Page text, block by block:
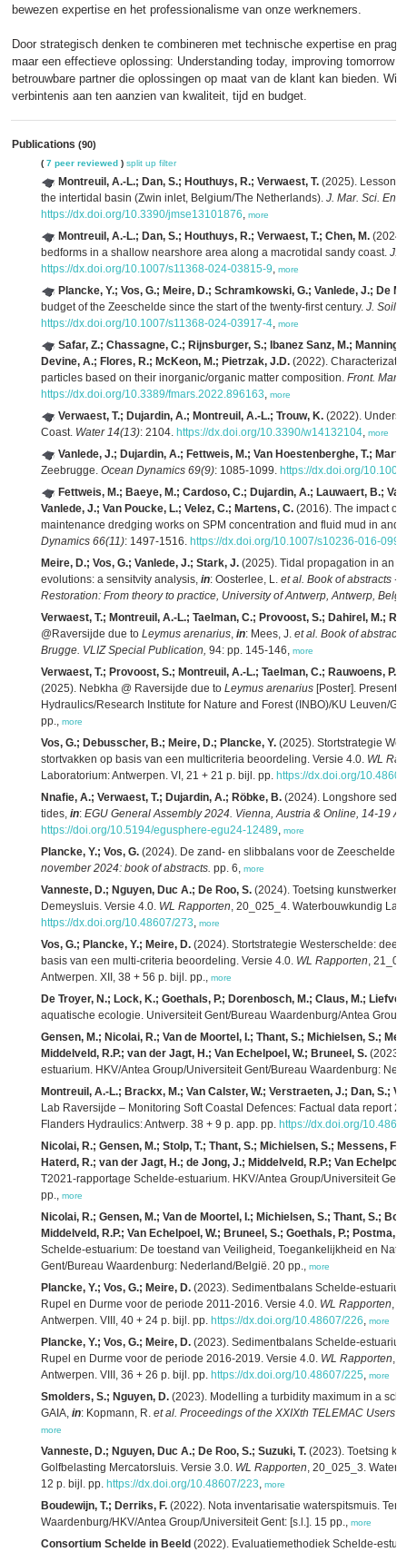
bewezen expertise en het professionalisme van onze werknemers.
Door strategisch denken te combineren met technische expertise en
maar een effectieve oplossing: Understanding today, improving tomorrow
betrouwbare partner die oplossingen op maat van de klant kan bieden.
verbintenis aan ten aanzien van kwaliteit, tijd en budget.
Publications (90)
( 7 peer reviewed ) split up filter
Montreuil, A.-L.; Dan, S.; Houthuys, R.; Verwaest, T. (2025). Lessons
the intertidal basin (Zwin inlet, Belgium/The Netherlands). J. Mar. Sci.
https://dx.doi.org/10.3390/jmse13101876, more
Montreuil, A.-L.; Dan, S.; Houthuys, R.; Verwaest, T.; Chen, M.
bedforms in a shallow nearshore area along a macrotidal sandy coast. J.
https://dx.doi.org/10.1007/s11368-024-03815-9, more
Plancke, Y.; Vos, G.; Meire, D.; Schramkowski, G.; Vanlede, J.; De
budget of the Zeeschelde since the start of the twenty-first century. J. Soils
https://dx.doi.org/10.1007/s11368-024-03917-4, more
Safar, Z.; Chassagne, C.; Rijnsburger, S.; Ibanez Sanz, M.;
Devine, A.; Flores, R.; McKeon, M.; Pietrzak, J.D. (2022).
particles based on their inorganic/organic matter composition. Front. Mar.
https://dx.doi.org/10.3389/fmars.2022.896163, more
Verwaest, T.; Dujardin, A.; Montreuil, A.-L.; Trouw, K. (2022).
Coast. Water 14(13): 2104. https://dx.doi.org/10.3390/w14132104, more
Vanlede, J.; Dujardin, A.; Fettweis, M.; Van Hoestenberghe, T.;
Zeebrugge. Ocean Dynamics 69(9): 1085-1099. https://dx.doi.org/
Fettweis, M.; Baeye, M.; Cardoso, C.; Dujardin, A.; Lauwaert, B.;
Vanlede, J.; Van Poucke, L.; Velez, C.; Martens, C. (2016). The impact of
maintenance dredging works on SPM concentration and fluid mud in and
Dynamics 66(11): 1497-1516. https://dx.doi.org/10.1007/s10236-016-
Meire, D.; Vos, G.; Vanlede, J.; Stark, J. (2025). Tidal propagation in an
evolutions: a sensitvity analysis, in: Oosterlee, L. et al. Book of abstracts -
Restoration: From theory to practice, University of Antwerp, Antwerp,
Verwaest, T.; Montreuil, A.-L.; Taelman, C.; Provoost, S.; Dahirel, M.;
@Raversijde due to Leymus arenarius, in: Mees, J. et al. Book of
Brugge. VLIZ Special Publication, 94: pp. 145-146, more
Verwaest, T.; Provoost, S.; Montreuil, A.-L.; Taelman, C.; Rauwoens,
(2025). Nebkha @ Raversijde due to Leymus arenarius [Poster].
Hydraulics/Research Institute for Nature and Forest (INBO)/KU Leuven/
pp., more
Vos, G.; Debusscher, B.; Meire, D.; Plancke, Y. (2025). Stortstrategie
stortvakken op basis van een multicriteria beoordeling. Versie 4.0. WL
Laboratorium: Antwerpen. VI, 21 + 21 p. bijl. pp. https://dx.doi.org/
Nnafie, A.; Verwaest, T.; Dujardin, A.; Röbke, B. (2024). Longshore
tides, in: EGU General Assembly 2024. Vienna, Austria & Online, 14-19
https://doi.org/10.5194/egusphere-egu24-12489, more
Plancke, Y.; Vos, G. (2024). De zand- en slibbalans voor de Zeeschelde,
november 2024: book of abstracts. pp. 6, more
Vanneste, D.; Nguyen, Duc A.; De Roo, S. (2024). Toetsing kunstwerken
Demeysluis. Versie 4.0. WL Rapporten, 20_025_4. Waterbouwkundig
https://dx.doi.org/10.48607/273, more
Vos, G.; Plancke, Y.; Meire, D. (2024). Stortstrategie Westerschelde:
basis van een multi-criteria beoordeling. Versie 4.0. WL Rapporten,
Antwerpen. XII, 38 + 56 p. bijl. pp., more
De Troyer, N.; Lock, K.; Goethals, P.; Dorenbosch, M.; Claus, M.;
aquatische ecologie. Universiteit Gent/Bureau Waardenburg/Antea
Gensen, M.; Nicolai, R.; Van de Moortel, I.; Thant, S.; Michielsen, S.;
Middelveld, R.P.; van der Jagt, H.; Van Echelpoel, W.; Bruneel, S.
estuarium. HKV/Antea Group/Universiteit Gent/Bureau Waardenburg:
Montreuil, A.-L.; Brackx, M.; Van Calster, W.; Verstraeten, J.; Dan, S.;
Lab Raversijde – Monitoring Soft Coastal Defences: Factual data report
Flanders Hydraulics: Antwerp. 38 + 9 p. app. pp. https://dx.doi.org/
Nicolai, R.; Gensen, M.; Stolp, T.; Thant, S.; Michielsen, S.; Messens,
Haterd, R.; van der Jagt, H.; de Jong, J.; Middelveld, R.P.; Van
T2021-rapportage Schelde-estuarium. HKV/Antea Group/Universiteit
pp., more
Nicolai, R.; Gensen, M.; Van de Moortel, I.; Michielsen, S.; Thant, S.;
Middelveld, R.P.; Van Echelpoel, W.; Bruneel, S.; Goethals, P.; Postma,
Schelde-estuarium: De toestand van Veiligheid, Toegankelijkheid en
Gent/Bureau Waardenburg: Nederland/België. 20 pp., more
Plancke, Y.; Vos, G.; Meire, D. (2023). Sedimentbalans Schelde-
Rupel en Durme voor de periode 2011-2016. Versie 4.0. WL Rapporten,
Antwerpen. VIII, 40 + 24 p. bijl. pp. https://dx.doi.org/10.48607/226, more
Plancke, Y.; Vos, G.; Meire, D. (2023). Sedimentbalans Schelde-
Rupel en Durme voor de periode 2016-2019. Versie 4.0. WL Rapporten,
Antwerpen. VIII, 36 + 26 p. bijl. pp. https://dx.doi.org/10.48607/225, more
Smolders, S.; Nguyen, D. (2023). Modelling a turbidity maximum in a
GAIA, in: Kopmann, R. et al. Proceedings of the XXIXth TELEMAC Users
more
Vanneste, D.; Nguyen, Duc A.; De Roo, S.; Suzuki, T. (2023). Toetsing
Golfbelasting Mercatorsluis. Versie 3.0. WL Rapporten, 20_025_3.
12 p. bijl. pp. https://dx.doi.org/10.48607/223, more
Boudewijn, T.; Derriks, F. (2022). Nota inventarisatie waterspitsmuis.
Waardenburg/HKV/Antea Group/Universiteit Gent: [s.l.]. 15 pp., more
Consortium Schelde in Beeld (2022). Evaluatiemethodiek Schelde-